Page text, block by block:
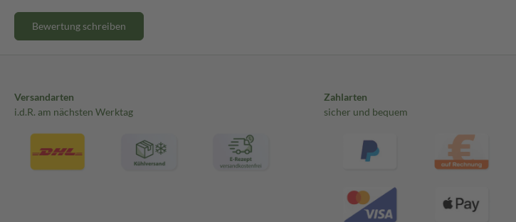
Bewertung schreiben
Versandarten
i.d.R. am nächsten Werktag
Zahlarten
sicher und bequem